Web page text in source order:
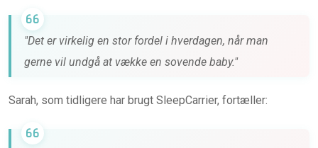
"Det er virkelig en stor fordel i hverdagen, når man
gerne vil undgå at vække en sovende baby."
Sarah, som tidligere har brugt SleepCarrier, fortæller: